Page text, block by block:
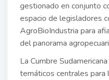
gestionado en conjunto
espacio de legisladores
AgroBioIndustria para
del panorama
La Cumbre
temáticos centrales para